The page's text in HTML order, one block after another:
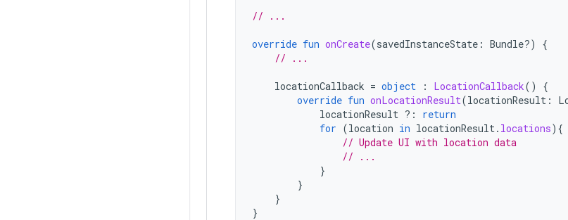
// ...
override fun onCreate(savedInstanceState : Bundle?)
{
// ...
locationCallback = object : LocationCallback()
{
override fun onLocationResult(locationResult :
locationResult ?:
return
for (location in locationResult. locations){
// Update UI with location data
// ...
}
}
}
}